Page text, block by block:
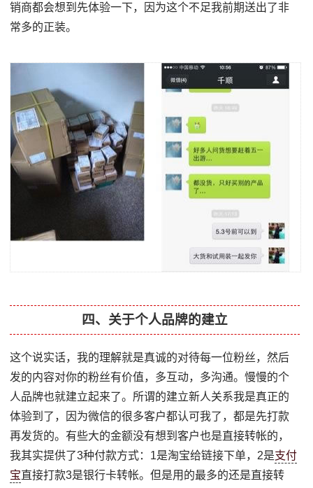
销商都会想到先体验一下，因为这个不足我前期送出了非
常多的正装。
四、关于个人品牌的建立
这个说实话，我的理解就是真诚的对待每一位粉丝，然后
发的内容对你的粉丝有价值，多互动，多沟通。慢慢的个
人品牌也就建立起来了。所谓的建立新人关系我是真正的
体验到了，因为微信的很多客户都认可我了，都是先打款
再发货的。有些大的金额没有想到客户也是直接转帐的，
我其实提供了3种付款方式：1是淘宝给链接下单，2是支付
宝直接打款3是银行卡转帐。但是用的最多的还是直接转